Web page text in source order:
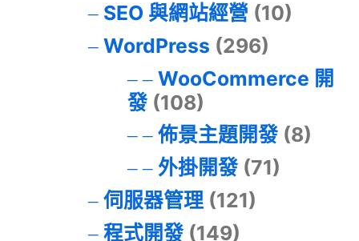
SEO 與網站經營 (10)
WordPress (296)
WooCommerce 開
發(108)
佈景主題開發(8)
外掛開發(71)
伺服器管理(121)
程式開發(149)